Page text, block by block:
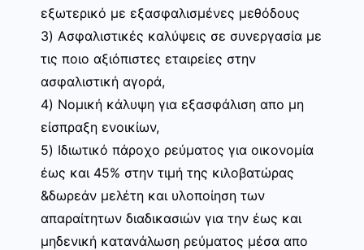
εξωτερικό με εξασφαλισμένες μεθόδους
3) Ασφαλιστικές καλύψεις σε συνεργασία με
τις ποιο αξιόπιστες εταιρείες στην
ασφαλιστική αγορά,
4) Νομική κάλυψη για εξασφάλιση απο μη
είσπραξη ενοικίων,
5) Ιδιωτικό πάροχο ρεύματος για οικονομία
έως και 45% στην τιμή της κιλοβατώρας
&δωρεάν μελέτη και υλοποίηση των
απαραίτητων διαδικασιών για την έως και
μηδενική κατανάλωση ρεύματος μέσα απο